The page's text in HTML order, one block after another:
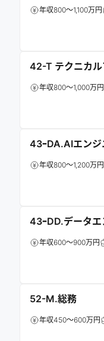
年収800～1,100万円
42-T テクニカル
年収800～1,000万円
43ｰDA.AIエンジ
年収800～1,200万円
43ｰDD.データエ
年収600～900万円
52-M.総務
年収450～600万円